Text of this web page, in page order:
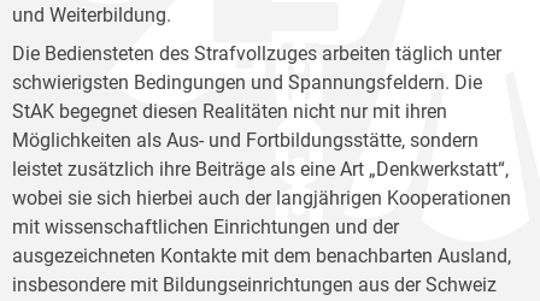
und Weiterbildung.
Die Bediensteten des Strafvollzuges arbeiten täglich unter
schwierigsten Bedingungen und Spannungsfeldern. Die
StAK begegnet diesen Realitäten nicht nur mit ihren
Möglichkeiten als Aus- und Fortbildungsstätte, sondern
leistet zusätzlich ihre Beiträge als eine Art „Denkwerkstatt“,
wobei sie sich hierbei auch der langjährigen Kooperationen
mit wissenschaftlichen Einrichtungen und der
ausgezeichneten Kontakte mit dem benachbarten Ausland,
insbesondere mit Bildungseinrichtungen aus der Schweiz